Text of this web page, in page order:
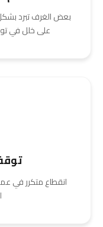
بعض الغرف تبرد
على خلل في
انقطاع متكرر في